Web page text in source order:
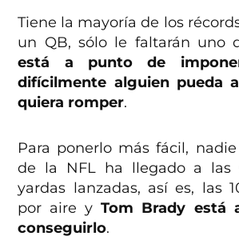
Tiene la mayoría de los
un QB, sólo le faltarán uno
está a punto de
difícilmente alguien pueda
quiera romper.
Para ponerlo más fácil,
de la NFL ha llegado a las
yardas lanzadas, así es, las
por aire yTom Brady está
conseguirlo.